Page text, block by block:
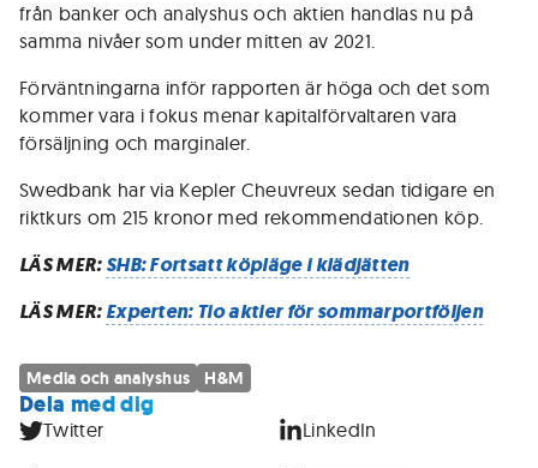
från banker och analyshus och aktien handlas nu på
samma nivåer som under mitten av 2021.
Förväntningarna inför rapporten är höga och det som
kommer vara i fokus menar kapitalförvaltaren vara
försäljning och marginaler.
Swedbank har via Kepler Cheuvreux sedan tidigare en
riktkurs om 215 kronor med rekommendationen köp.
LÄS MER:SHB: Fortsatt köpläge i klädjätten
LÄS MER:Experten: Tio aktier för sommarportföljen
Media och analyshus H&M
Dela med dig
Twitter LinkedIn